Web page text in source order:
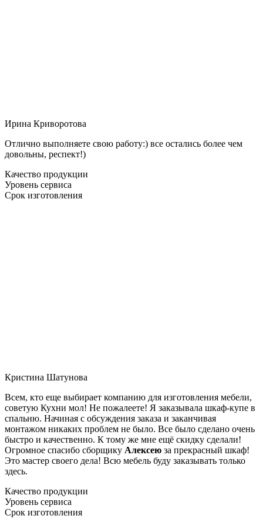
Ирина Криворотова
Отлично выполняете свою работу:) все остались более чем
довольны, респект!)
Качество продукции
Уровень сервиса
Срок изготовления
Кристина Шатунова
Всем, кто еще выбирает компанию для изготовления мебели,
советую Кухни мол! Не пожалеете! Я заказывала шкаф-купе в
спальню. Начиная с обсуждения заказа и заканчивая
монтажом никаких проблем не было. Все было сделано очень
быстро и качественно. К тому же мне ещё скидку сделали!
Огромное спасибо сборщику Алексею за прекрасный шкаф!
Это мастер своего дела! Всю мебель буду заказывать только
здесь.
Качество продукции
Уровень сервиса
Срок изготовления